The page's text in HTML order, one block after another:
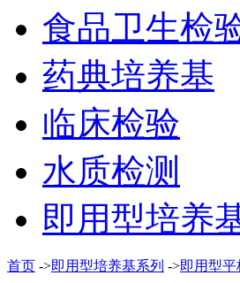
食品卫生检
药典培养基
临床检验
水质检测
即用型培养
首页 ->即用型培养基系列 ->即用型平